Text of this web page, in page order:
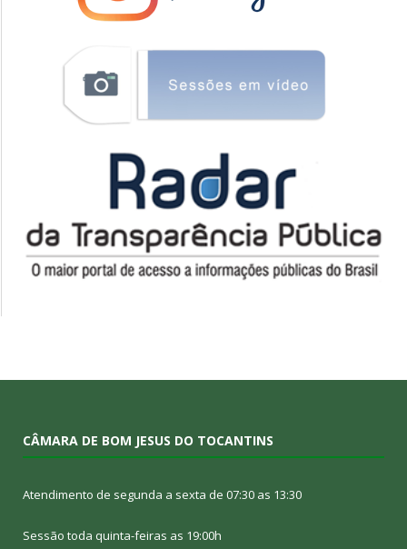
CÂMARA DE BOM JESUS DO TOCANTINS
Atendimento de segunda a sexta de 07:30 as 13:30
Sessão toda quinta-feiras as 19:00h